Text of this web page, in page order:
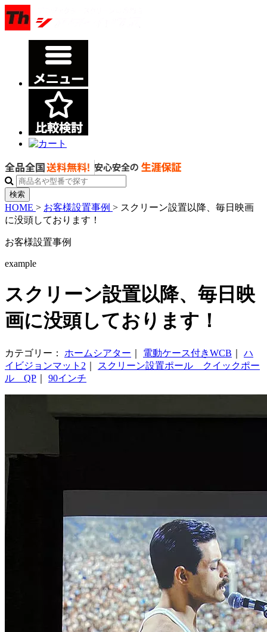
検索
HOME > お客様設置事例 > スクリーン設置以降、毎日映画
に没頭しております！
お客様設置事例
example
スクリーン設置以降、毎日映
画に没頭しております！
カテゴリー： ホームシアター 電動ケース付きWCB
ハ
イビジョンマット2
スクリーン設置ポール クイックポー
ル QP
90インチ